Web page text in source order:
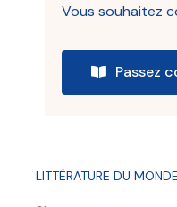
Vous souhaitez
Passez
LITTÉRATURE DU MONDE